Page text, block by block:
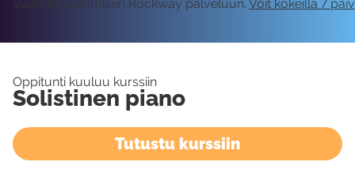
Vaatii kirjautumisen Rockway palveluun. Voit kokeilla 7
Oppitunti kuuluu kurssiin
Solistinen piano
Tutustu kurssiin